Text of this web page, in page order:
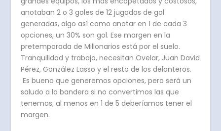
anotaban 2 o 3 goles de 12 jugadas de gol
generadas, algo así como anotar en 1 de cada 3
opciones, un 30% son gol. Ese margen en la
pretemporada de Millonarios está por el suelo.
Tranquilidad y trabajo, necesitan Ovelar, Juan David
Pérez, González Lasso y el resto de los delanteros.
Es bueno que generemos opciones, pero será un
saludo a la bandera si no convertimos las que
tenemos; al menos en 1 de 5 deberíamos tener el
margen.